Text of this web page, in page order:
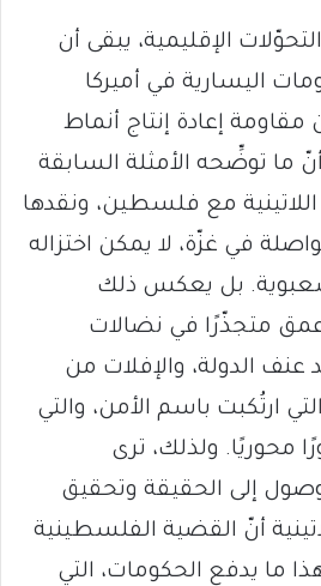
الإقليمية، يبقى أن
اليسارية في أميركا
مقاومة إعادة إنتاج أنماط
ما توضِّحه الأمثلة السابقة
مع فلسطين، ونقدها
في غزّة، لا يمكن اختزاله
بل يعكس ذلك
متجذّرًا في نضالات
الدولة، والإفلات من
ارتُكبت باسم الأمن، والتي
محوريًا. ولذلك، ترى
إلى الحقيقة وتحقيق
أنّ القضية الفلسطينية
ما يدفع الحكومات، التي